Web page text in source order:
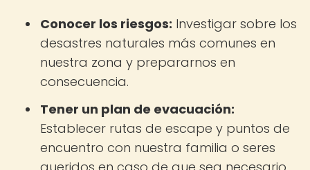
Conocer los riesgos: Investigar sobre los
desastres naturales más comunes en
nuestra zona y prepararnos en
consecuencia.
Tener un plan de evacuación:
Establecer rutas de escape y puntos de
encuentro con nuestra familia o seres